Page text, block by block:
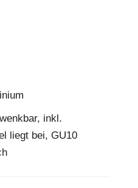
inkl.
liegt bei, GU10